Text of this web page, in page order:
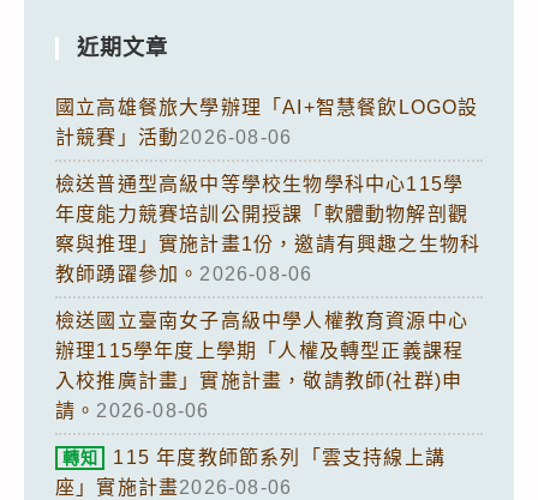
近期文章
國立高雄餐旅大學辦理「AI+智慧餐飲LOGO設
計競賽」活動2026-08-06
檢送普通型高級中等學校生物學科中心115學
年度能力競賽培訓公開授課「軟體動物解剖觀
察與推理」實施計畫1份，邀請有興趣之生物科
教師踴躍參加。 2026-08-06
檢送國立臺南女子高級中學人權教育資源中心
辦理115學年度上學期「人權及轉型正義課程
入校推廣計畫」實施計畫，敬請教師(社群)申
請。 2026-08-06
轉知
115 年度教師節系列「雲支持線上講
座」實施計畫2026-08-06